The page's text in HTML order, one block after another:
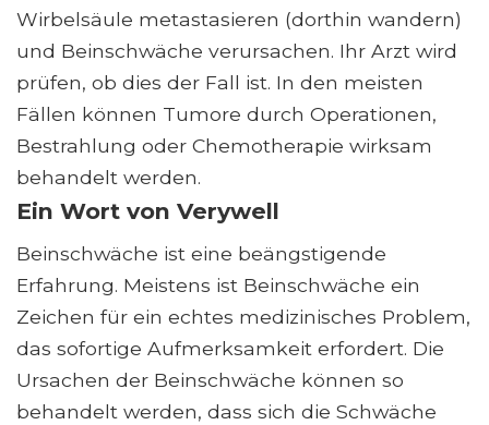
Wirbelsäule metastasieren (dorthin wandern)
und Beinschwäche verursachen. Ihr Arzt wird
prüfen, ob dies der Fall ist. In den meisten
Fällen können Tumore durch Operationen,
Bestrahlung oder Chemotherapie wirksam
behandelt werden.
Ein Wort von Verywell
Beinschwäche ist eine beängstigende
Erfahrung. Meistens ist Beinschwäche ein
Zeichen für ein echtes medizinisches Problem,
das sofortige Aufmerksamkeit erfordert. Die
Ursachen der Beinschwäche können so
behandelt werden, dass sich die Schwäche